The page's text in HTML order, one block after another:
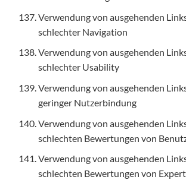
Verwendung von ausgehenden
schlechter Navigation
Verwendung von ausgehenden
schlechter Usability
Verwendung von ausgehenden
geringer Nutzerbindung
Verwendung von ausgehenden
schlechten Bewertungen von
Verwendung von ausgehenden
schlechten Bewertungen von